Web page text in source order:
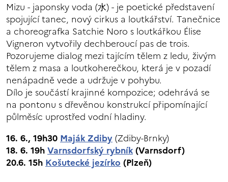
Mizu - japonsky voda (水) - je poetické představení
spojující tanec, nový cirkus a loutkářství. Tanečnice
a choreografka Satchie Noro s loutkářkou Élise
Vigneron vytvořily dechberoucí pas de trois.
Pozorujeme dialog mezi tajícím tělem z ledu, živým
tělem z masa a loutkoherečkou, která je v pozadí
nenápadně vede a udržuje v pohybu.
Dílo je součástí krajinné kompozice; odehrává se
na pontonu s dřevěnou konstrukcí připomínající
půlměsíc uprostřed vodní hladiny.
16. 6., 19h30Maják Zdiby(Zdiby-Brnky)
18. 6. 19hVarnsdorfský rybník(Varnsdorf)
20.6. 15hKošutecké jezírko(Plzeň)